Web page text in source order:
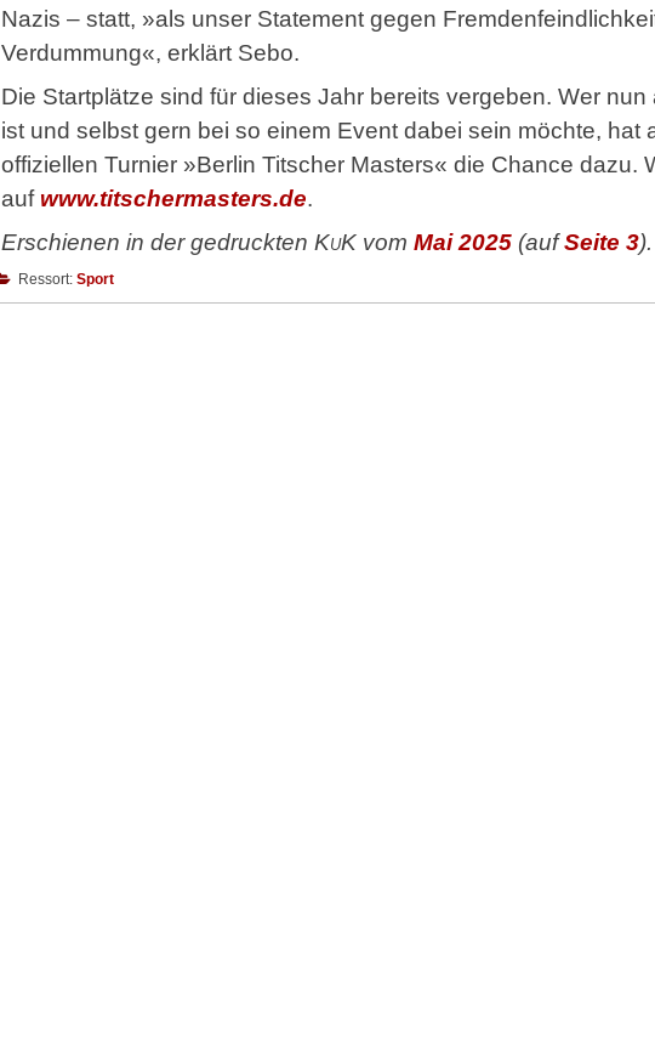
Nazis – statt, »als unser Statement gegen
Verdummung«, erklärt Sebo.
Die Startplätze sind für dieses Jahr bereits vergeben. Wer
ist und selbst gern bei so einem Event dabei sein möchte, hat
offiziellen Turnier »Berlin Titscher Masters« die Chance dazu.
auf www.­titschermasters.de.
Erschienen in der gedruckten KuKvom Mai 2025(aufSeite 3).
Ressort: Sport